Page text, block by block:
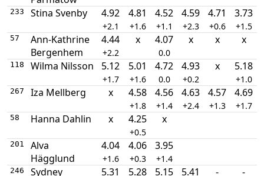
233 Stina Svenby 4.92
+2.1
4.81
+1.6
4.52
+1.1
4.59
+2.3
4.71
+0.6
3.73
+1.5
57
Ann-Kathrine
Bergenhem
4.44
+2.2
x 4.07
0.0
x x x
118 Wilma Nilsson 5.12
+1.7
5.01
+1.6
4.72
0.0
4.93
+0.2
x 5.18
+1.0
267 Iza Mellberg x 4.58
+1.8
4.56
+1.4
4.63
+2.4
4.57
+1.3
4.69
+1.7
58 Hanna Dahlin x 4.25
+0.5
x
201
Alva
Hägglund
4.04
+1.6
4.06
+0.3
3.95
+1.4
246
Sydney
5.31 5.28 5.15 5.41 - -